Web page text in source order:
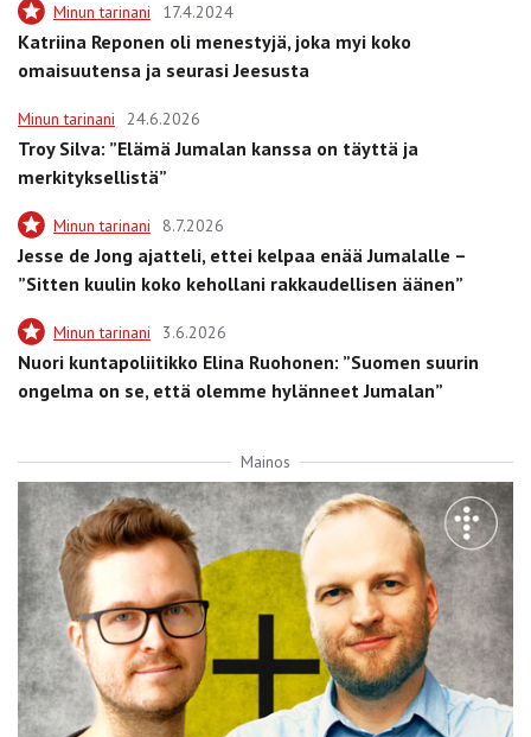
Minun tarinani 17.4.2024
Katriina Reponen oli menestyjä, joka myi koko
omaisuutensa ja seurasi Jeesusta
Minun tarinani 24.6.2026
Troy Silva: ”Elämä Jumalan kanssa on täyttä ja
merkityksellistä”
Minun tarinani 8.7.2026
Jesse de Jong ajatteli, ettei kelpaa enää Jumalalle –
”Sitten kuulin koko kehollani rakkaudellisen äänen”
Minun tarinani 3.6.2026
Nuori kuntapoliitikko Elina Ruohonen: ”Suomen suurin
ongelma on se, että olemme hylänneet Jumalan”
Mainos